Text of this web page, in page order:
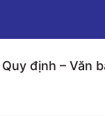
Quy định – Văn